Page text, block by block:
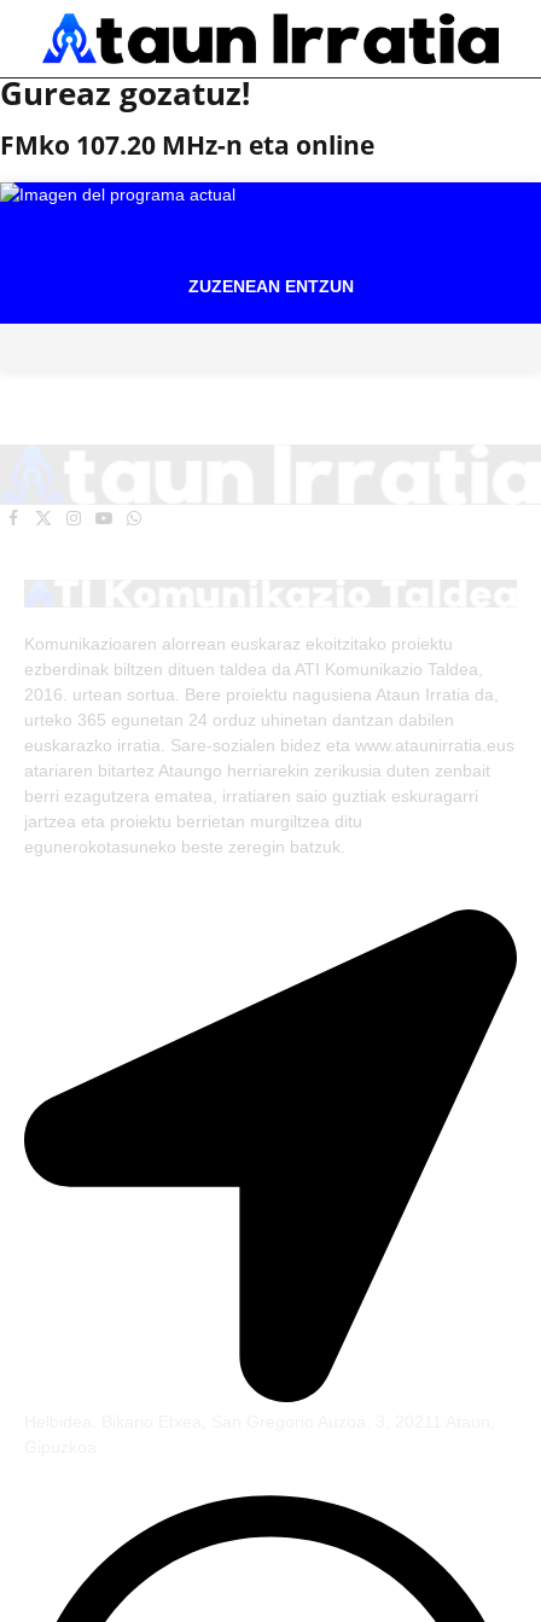
Gureaz gozatuz!
FMko 107.20 MHz-n eta online
ZUZENEAN ENTZUN
Facebook
X
Instagram
YouTubeWhatsApp
Komunikazioaren alorrean euskaraz ekoitzitako proiektu
ezberdinak biltzen dituen taldea da ATI Komunikazio Taldea,
2016. urtean sortua. Bere proiektu nagusiena Ataun Irratia da,
urteko 365 egunetan 24 orduz uhinetan dantzan dabilen
euskarazko irratia. Sare-sozialen bidez eta www.ataunirratia.eus
atariaren bitartez Ataungo herriarekin zerikusia duten zenbait
berri ezagutzera ematea, irratiaren saio guztiak eskuragarri
jartzea eta proiektu berrietan murgiltzea ditu
egunerokotasuneko beste zeregin batzuk.